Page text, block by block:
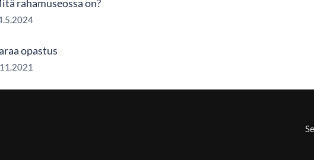
rahamuseossa on?
opastus